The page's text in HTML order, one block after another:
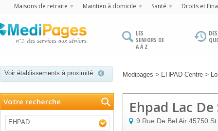
Maisons de retraite Maintien à domicile Santé Droits et
LES
SENIORS DE
A À Z
Voir établissements à proximité Medipages > EHPAD Centre >
Votre recherche
EHPAD
Ehpad Lac
9 Rue De Bel Air 45750